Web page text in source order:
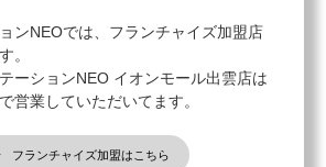
ンNEOでは、フランチャイズ加盟店
。
ーションNEO イオンモール出雲店は
営業していただいてます。
フランチャイズ加盟はこちら